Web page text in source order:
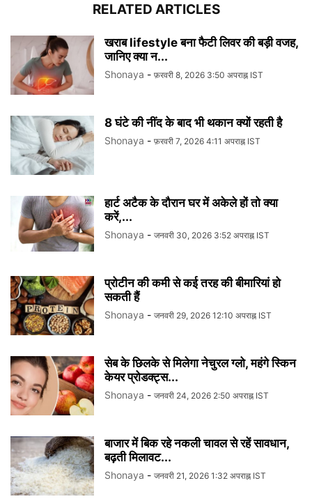
RELATED ARTICLES
खराब lifestyle बना फैटी लिवर की बड़ी वजह,
जानिए क्या न...
Shonaya - फ़रवरी 8, 2026 3:50 अपराह्न IST
8 घंटे की नींद के बाद भी थकान क्यों रहती है
Shonaya - फ़रवरी 7, 2026 4:11 अपराह्न IST
हार्ट अटैक के दौरान घर में अकेले हों तो क्या
करें,...
Shonaya - जनवरी 30, 2026 3:52 अपराह्न IST
प्रोटीन की कमी से कई तरह की बीमारियां हो
सकती हैं
Shonaya - जनवरी 29, 2026 12:10 अपराह्न IST
सेब के छिलके से मिलेगा नेचुरल ग्लो, महंगे स्किन
केयर प्रोडक्ट्स...
Shonaya - जनवरी 24, 2026 2:50 अपराह्न IST
बाजार में बिक रहे नकली चावल से रहें सावधान,
बढ़ती मिलावट...
Shonaya - जनवरी 21, 2026 1:32 अपराह्न IST